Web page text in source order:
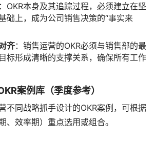
OKR本身及其追踪过程，必须建立在坚
础上，成为公司销售决策的“事实来
齐：销售运营的OKR必须与销售部的最
标形成清晰的支撑关系，确保所有工作
案例库（季度参考）
不同战略抓手设计的OKR案例，可根据
、效率期）重点选用或组合。